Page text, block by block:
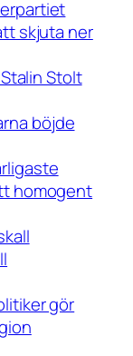
skjuta ner
Stolt
böjde
homogent
gör